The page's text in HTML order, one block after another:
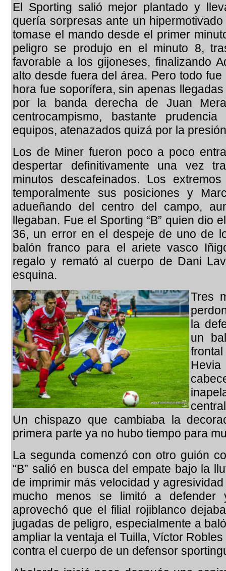
El Sporting salió mejor plantado y
quería sorpresas ante un
tomase el mando desde el primer
peligro se produjo en el minuto 8,
favorable a los gijoneses, finalizando
alto desde fuera del área. Pero todo
hora fue soporífera, sin apenas
por la banda derecha de Juan
centrocampismo, bastante
equipos, atenazados quizá por la
Los de Miner fueron poco a poco
despertar definitivamente una vez
minutos descafeinados. Los
temporalmente sus posiciones y
adueñando del centro del campo,
llegaban. Fue el Sporting “B” quien dio
36, un error en el despeje de uno de
balón franco para el ariete vasco
regalo y remató al cuerpo de Dani
esquina.
Tres
la
un
Un chispazo que cambiaba la
primera parte ya no hubo tiempo para
La segunda comenzó con otro guión
“B” salió en busca del empate bajo la
de imprimir más velocidad y
mucho menos se limitó a
aprovechó que el filial rojiblanco
jugadas de peligro, especialmente a
ampliar la ventaja el Tuilla, Víctor
contra el cuerpo de un defensor